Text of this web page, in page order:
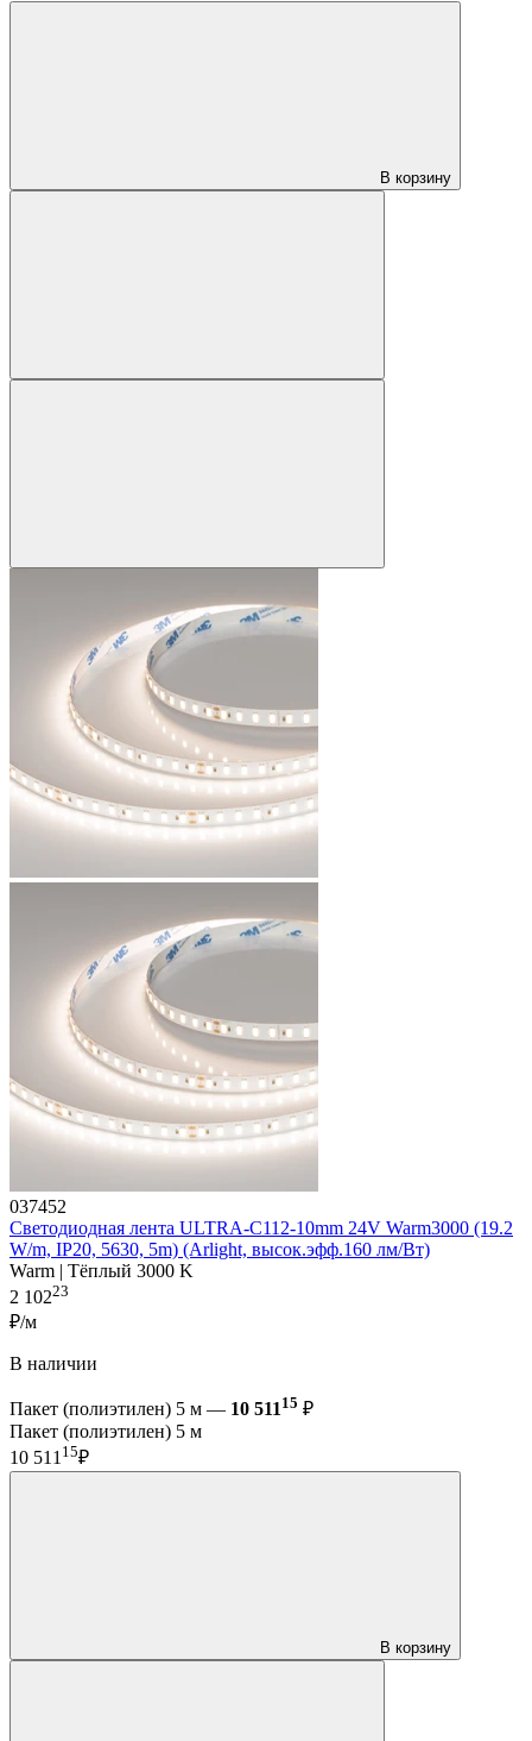
В корзину
037452
Светодиодная лента ULTRA-C112-10mm 24V Warm3000 (19.2
W/m, IP20, 5630, 5m) (Arlight, высок.эфф.160 лм/Вт)
Warm | Тёплый 3000 K
2 10223
₽/м
В наличии
Пакет (полиэтилен) 5 м — 10 511 15 ₽
Пакет (полиэтилен) 5 м
10 51115₽
В корзину